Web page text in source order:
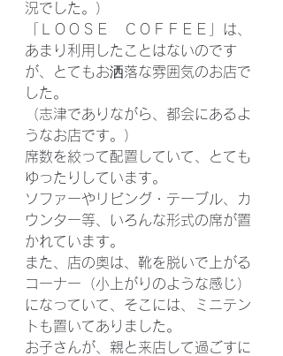
況でした。）
「ＬＯＯＳＥ　ＣＯＦＦＥＥ」は、
あまり利用したことはないのです
が、とてもお洒落な雰囲気のお店で
した。
（志津でありながら、都会にあるよ
うなお店です。）
席数を絞って配置していて、とても
ゆったりしています。
ソファーやリビング・テーブル、カ
ウンター等、いろんな形式の席が置
かれています。
また、店の奥は、靴を脱いで上がる
コーナー（小上がりのような感じ）
になっていて、そこには、ミニテン
トも置いてありました。
お子さんが、親と来店して過ごすに